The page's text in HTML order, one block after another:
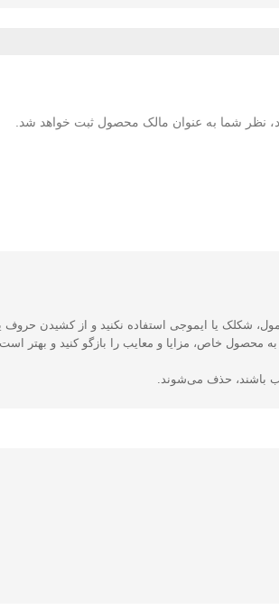
نظر شما به عنوان مالک محصول ثبت خواهد شد.
خاص، مزایا و معایب را بازگو کنید و بهتر
باشند، حذف می‌شوند.